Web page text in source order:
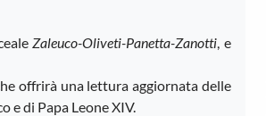
Zaleuco-Oliveti-Panetta-Zanotti, e
offrirà una lettura aggiornata delle
e di Papa Leone XIV.